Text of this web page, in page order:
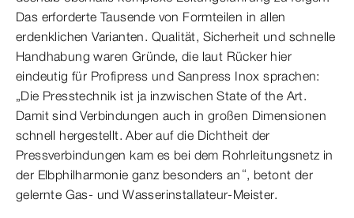
Das erforderte Tausende von Formteilen in allen
erdenklichen Varianten. Qualität, Sicherheit und schnelle
Handhabung waren Gründe, die laut Rücker hier
eindeutig für Profipress und Sanpress Inox sprachen:
„Die Presstechnik ist ja inzwischen State of the Art.
Damit sind Verbindungen auch in großen Dimensionen
schnell hergestellt. Aber auf die Dichtheit der
Pressverbindungen kam es bei dem Rohrleitungsnetz in
der Elbphilharmonie ganz besonders an“, betont der
gelernte Gas- und Wasserinstallateur-Meister.